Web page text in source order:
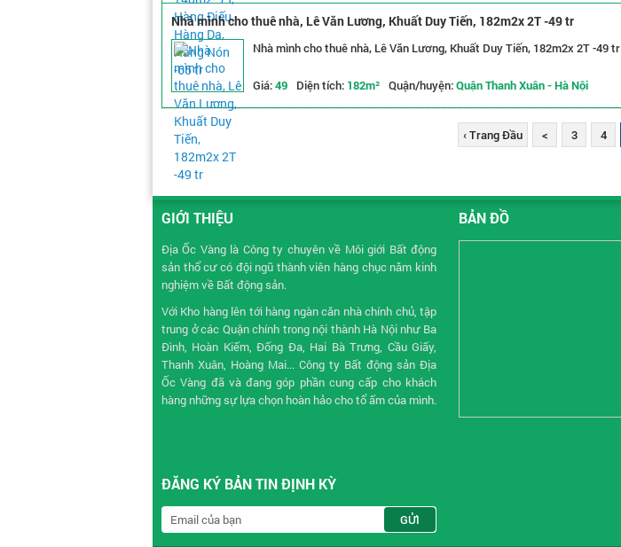
Nhà mình cho thuê nhà, Lê Văn Lương, Khuất Duy Tiến, 182m2x 2T -49 tr
Nhà mình cho thuê nhà, Lê Văn Lương, Khuất Duy Tiến, 182m2x 2T -49 tr
Giá:49 Diện tích: 182m² Quận/huyện:Quận Thanh Xuân - Hà Nội
‹ Trang Đầu < 3 4
GIỚI THIỆU
Địa Ốc Vàng là Công ty chuyên về Môi giới Bất động
sản thổ cư có đội ngũ thành viên hàng chục năm kinh
nghiệm về Bất động sản.
Với Kho hàng lên tới hàng ngàn căn nhà chính chủ, tập
trung ở các Quận chính trong nội thành Hà Nội như Ba
Đình, Hoàn Kiếm, Đống Đa, Hai Bà Trưng, Cầu Giấy,
Thanh Xuân, Hoàng Mai... Công ty Bất động sản Địa
Ốc Vàng đã và đang góp phần cung cấp cho khách
hàng những sự lựa chọn hoàn hảo cho tổ ấm của mình.
ĐĂNG KÝ BẢN TIN ĐỊNH KỲ
BẢN ĐỒ